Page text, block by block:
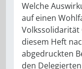
Welche
auf einen
Volkssolidarität
diesem Heft
abgedruckten
den